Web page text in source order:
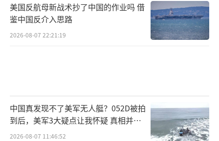
美国反航母新战术抄了中国的作业吗 借
鉴中国反介入思路
2026-08-07 22:21:19
中国真发现不了美军无人艇？052D被拍
到后，美军3大疑点让我怀疑 真相并非
如此
2026-08-07 11:46:52